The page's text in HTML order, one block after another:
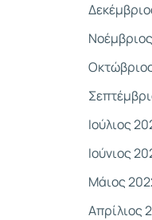
Ιούλιος
Ιούνιος
Μάιος
Απρίλιος